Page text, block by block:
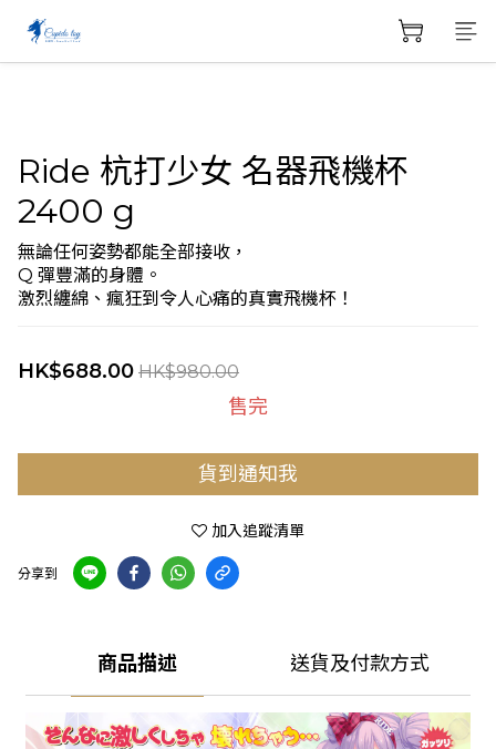
Ride 杭打少女 名器飛機杯
2400 g
無論任何姿勢都能全部接收，
Q 彈豐滿的身體。
激烈纏綿、瘋狂到令人心痛的真實飛機杯！
HK$688.00 HK$980.00
售完
貨到通知我
加入追蹤清單
分享到
商品描述 送貨及付款方式